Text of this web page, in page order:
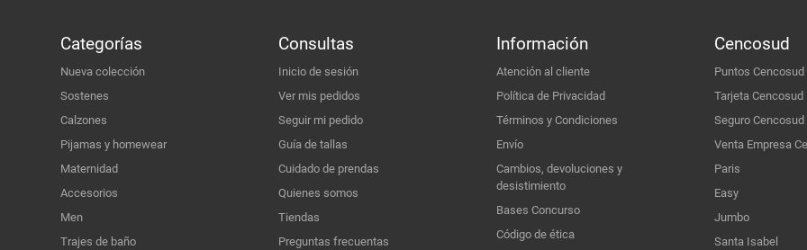
Categorías
Nueva colección
Sostenes
Calzones
Pijamas y homewear
Maternidad
Accesorios
Men
Trajes de baño
Consultas
Inicio de sesión
Ver mis pedidos
Seguir mi pedido
Guía de tallas
Cuidado de prendas
Quienes somos
Tiendas
Preguntas frecuentas
Información
Atención al cliente
Política de Privacidad
Términos y Condiciones
Envío
Cambios, devoluciones y
desistimiento
Bases Concurso
Código de ética
Cencosud
Puntos Cencosud
Tarjeta Cencosud
Seguro Cencosud
Venta Empresa
Paris
Easy
Jumbo
Santa Isabel